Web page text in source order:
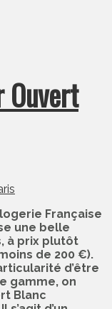
Française
une belle
à prix plutôt
de 200 €).
d’être
gamme, on
Blanc